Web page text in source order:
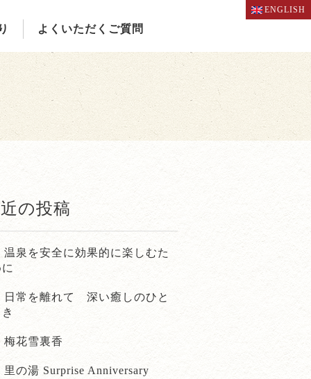
ENGLISH
よくいただくご質問
の投稿
温泉を安全に効果的に楽しむた
日常を離れて 深い癒しのひと
梅花雪裏香
里の湯 Surprise Anniversary